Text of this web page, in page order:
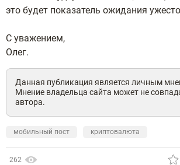
это будет показатель ожидания
С уважением,
Олег.
Данная публикация является личным
Мнение владельца сайта может не
автора.
мобильный пост криптовалюта
262